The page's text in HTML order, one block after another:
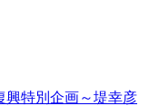
興特別企画～堤幸彦